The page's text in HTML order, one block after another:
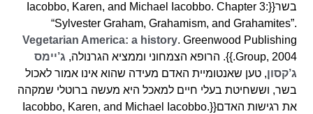
בשר{{Iacobbo, Karen, and Michael Iacobbo. Chapter 3:
“Sylvester Graham, Grahamism, and Grahamites”.
Vegetarian America: a history. Greenwood Publishing
Group, 2004.}}. הרופא הצמחוני וממציא הגרנולה,
ג’יימס
ג’קסון, טען שאנטומיית האדם מעידה שהוא אינו אמור לאכול
בשר, וששחיטת בעלי חיים למאכל היא מעשה ברוטלי שמקהה
את רגישות האדם{{Iacobbo, Karen, and Michael Iacobbo.